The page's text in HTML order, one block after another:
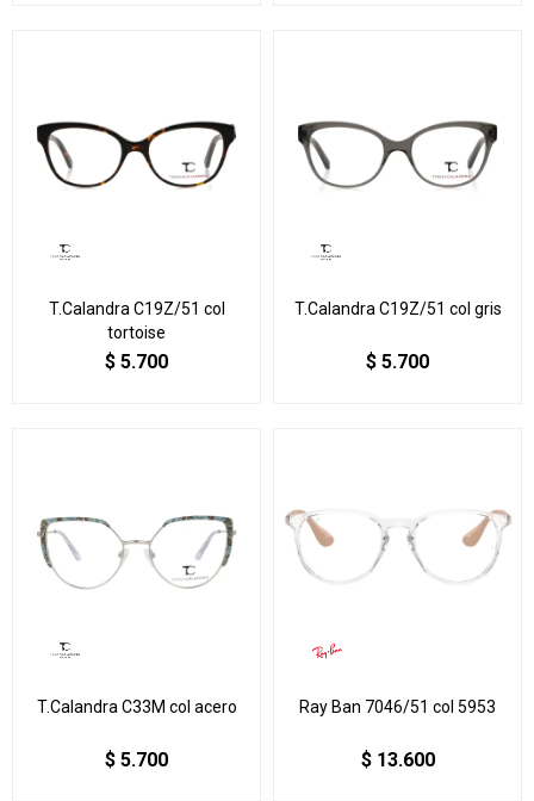
T.Calandra C19Z/51 col
tortoise
$ 5.700
T.Calandra C19Z/51 col gris
$ 5.700
T.Calandra C33M col acero
$ 5.700
Ray Ban 7046/51 col 5953
$ 13.600